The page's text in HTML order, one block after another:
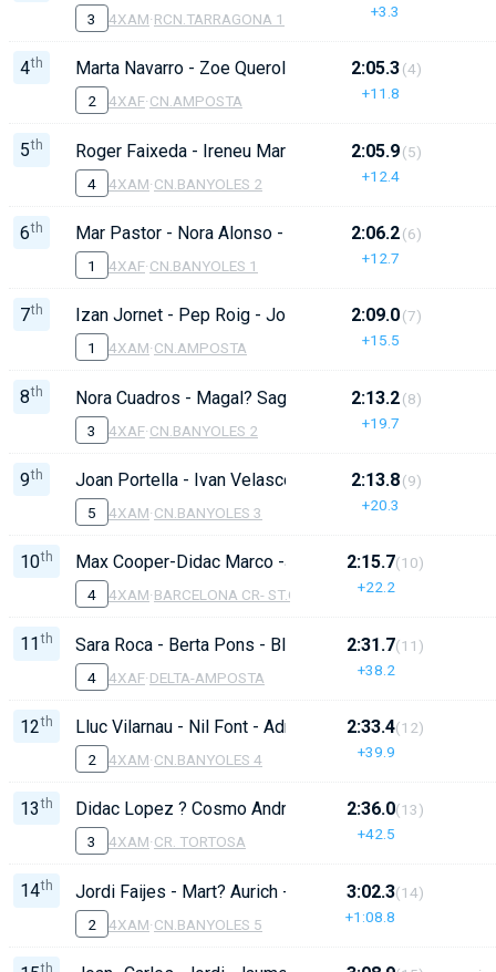
3 4XAM·RCN.TARRAGONA 1 +3.3
4th Marta Navarro - Zoe Querol - Alba Morales - Jana
2 4XAF·CN.AMPOSTA
2:05.3
+11.8
(4)
5th Roger Faixeda - Ireneu Martos - Nil Faijes - Lluc
4 4XAM·CN.BANYOLES 2
2:05.9
+12.4
(5)
6th Mar Pastor - Nora Alonso - Laia Mercader - Elna
1 4XAF·CN.BANYOLES 1
2:06.2
+12.7
(6)
7th Izan Jornet - Pep Roig - Josep Cana - Noel Nagera
1 4XAM·CN.AMPOSTA
2:09.0
+15.5
(7)
8th Nora Cuadros - Magal? Sagrist? - Candela Condom -
3 4XAF·CN.BANYOLES 2
2:13.2
+19.7
(8)
9th Joan Portella - Ivan Velasco - Bernat Corominas -
5 4XAM·CN.BANYOLES 3
2:13.8
+20.3
(9)
10th Max Cooper-Didac Marco -Joel Albacar - Nil Arlandez
4 4XAM·BARCELONA CR- ST.CARLES
2:15.7
+22.2
(10)
11 th Sara Roca - Berta Pons - Blanca Mathuen - Berta
4 4XAF·DELTA-AMPOSTA
2:31.7
+38.2
(11)
12th Lluc Vilarnau - Nil Font - Adri? Casas - Unai Grabulosa
2 4XAM·CN.BANYOLES 4
2:33.4
+39.9
(12)
13 th Didac Lopez ? Cosmo Andreu ? Victor Oliv? ? Navini
3 4XAM·CR. TORTOSA
2:36.0
+42.5
(13)
14th Jordi Faijes - Mart? Aurich - Pau Sorto - Oriol
2 4XAM·CN.BANYOLES 5
3:02.3
+1:08.8
(14)
th